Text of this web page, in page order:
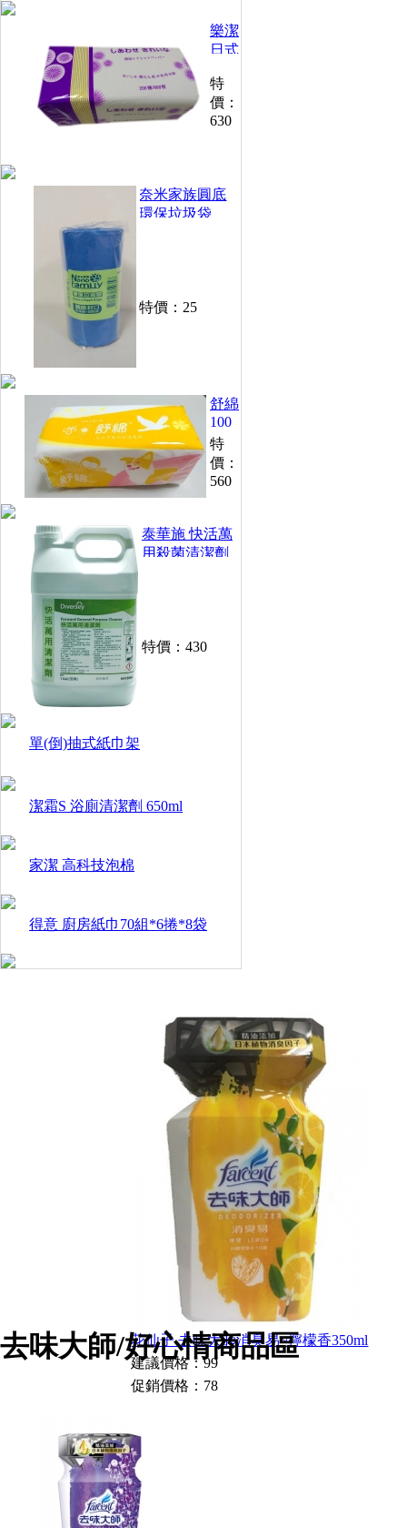
(30
包*5
樂潔
日式
衛生
紙
200
箱)
特
價：
630
奈米家族圓底
環保垃圾袋
特價： 25
舒綿
100
抽衛
生紙
(48
特
價：
560
泰華施 快活萬
用殺菌清潔劑
特價： 430
單(倒)抽式紙巾架
潔霜S 浴廁清潔劑 650ml
家潔 高科技泡棉
得意 廚房紙巾70組*6捲*8袋
花仙子 去味大師消臭易~檸檬香350ml
建議價格：99
促銷價格：78
去味大師/好心情商品區